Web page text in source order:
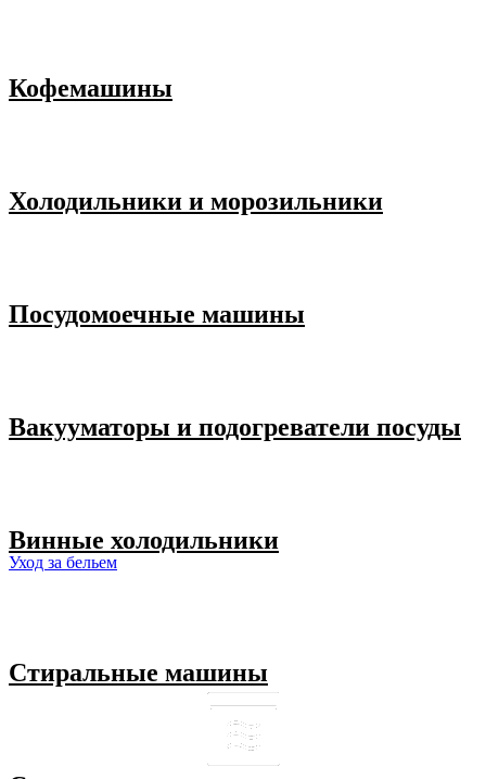
Кофемашины
Холодильники и морозильники
Посудомоечные машины
Вакууматоры и подогреватели посуды
Винные холодильники
Уход за бельем
Стиральные машины